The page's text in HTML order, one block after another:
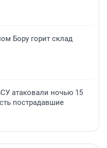
Бору горит склад
атаковали ночью 15
пострадавшие